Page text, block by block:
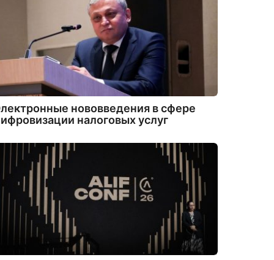
нововведения в сфере
налоговых услуг